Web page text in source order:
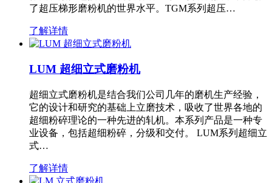
了超压梯形磨粉机的世界水平。TGM系列超压…
了解详情
LUM 超细立式磨粉机
超细立式磨粉机是结合我们公司几年的磨机生产经验，
它的设计和研究的基础上立磨技术，吸收了世界各地的
超细粉碎理论的一种先进的轧机。本系列产品是一种专
业设备，包括超细粉碎，分级和交付。 LUM系列超细立
式…
了解详情